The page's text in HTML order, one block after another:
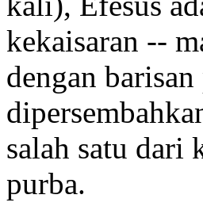
kekaisaran --
dengan
salah satu dari
purba.